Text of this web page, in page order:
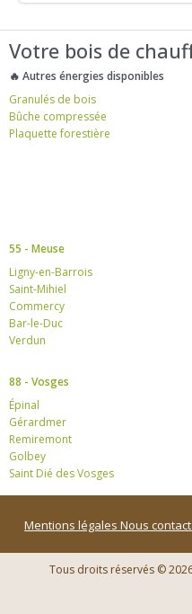
Votre bois de
🔥 Autres énergies disponibles
Granulés de bois
Bûche compressée
Plaquette forestière
55 - Meuse
Ligny-en-Barrois
Saint-Mihiel
Commercy
Bar-le-Duc
Verdun
88 - Vosges
Épinal
Gérardmer
Remiremont
Golbey
Saint Dié des Vosges
Mentions légales Nous
Tous droits réservés ©